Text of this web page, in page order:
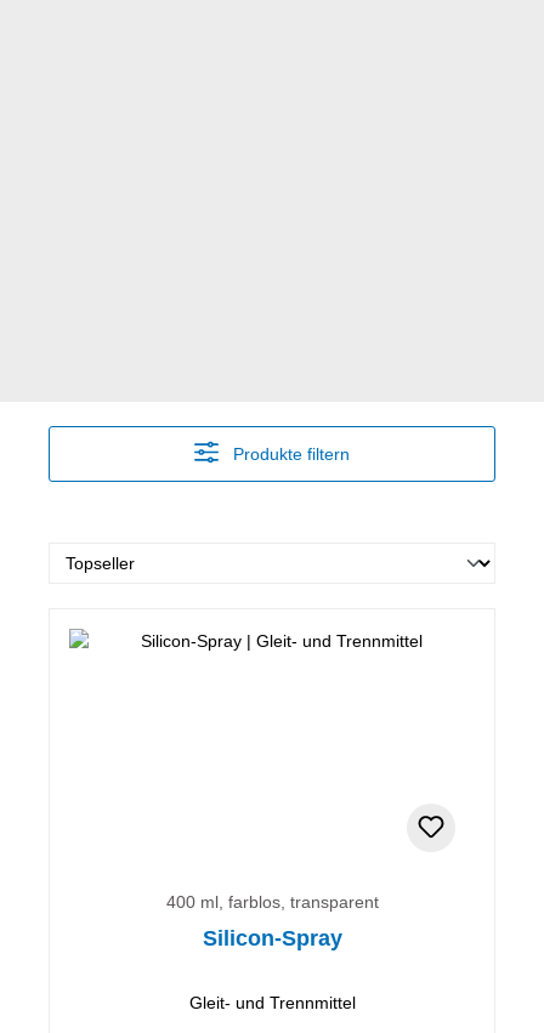
Produkte filtern
400 ml, farblos, transparent
Silicon-Spray
Gleit- und Trennmittel